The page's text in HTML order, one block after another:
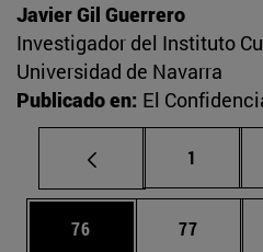
Javier Gil Guerrero
Investigador del Instituto
Universidad de Navarra
Publicado en: El
Página
1
Página
76 Página
77